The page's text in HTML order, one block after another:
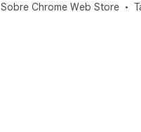
Sobre Chrome Web Store